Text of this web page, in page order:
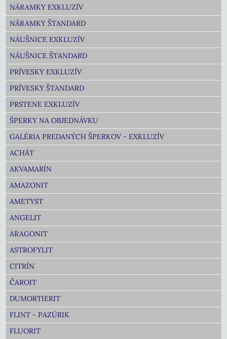
NÁRAMKY EXKLUZÍV
NÁRAMKY ŠTANDARD
NÁUŠNICE EXKLUZÍV
NÁUŠNICE ŠTANDARD
PRÍVESKY EXKLUZÍV
PRÍVESKY ŠTANDARD
PRSTENE EXKLUZÍV
ŠPERKY NA OBJEDNÁVKU
GALÉRIA PREDANÝCH ŠPERKOV - EXKLUZÍV
ACHÁT
AKVAMARÍN
AMAZONIT
AMETYST
ANGELIT
ARAGONIT
ASTROFYLIT
CITRÍN
ČAROIT
DUMORTIERIT
FLINT - PAZÚRIK
FLUORIT